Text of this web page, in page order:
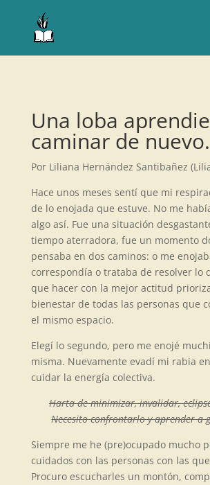
Una loba
caminar de nuevo.
Por Liliana Hernández Santibañez
Hace unos meses sentí que mi
de lo enojada que estuve. No me
algo así. Fue una situación
tiempo aterradora, fue un momento
pensaba en dos caminos: o me
correspondía o trataba de resolver lo
que hacer con la mejor actitud
bienestar de todas las personas que
el mismo espacio.
Elegí lo segundo, pero me enojé
misma. Nuevamente evadí mi rabia
cuidar la energía colectiva.
Harta de minimizar, invalidar,
Necesito confrontarlo y aprender a
Siempre me he (pre)ocupado mucho
cuidados con las personas con las
Procuro escucharles un montón,